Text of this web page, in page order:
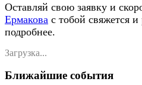
Оставляй свою заявку и
Ермакова с тобой свяжется
подробнее.
Загрузка...
Ближайшие события